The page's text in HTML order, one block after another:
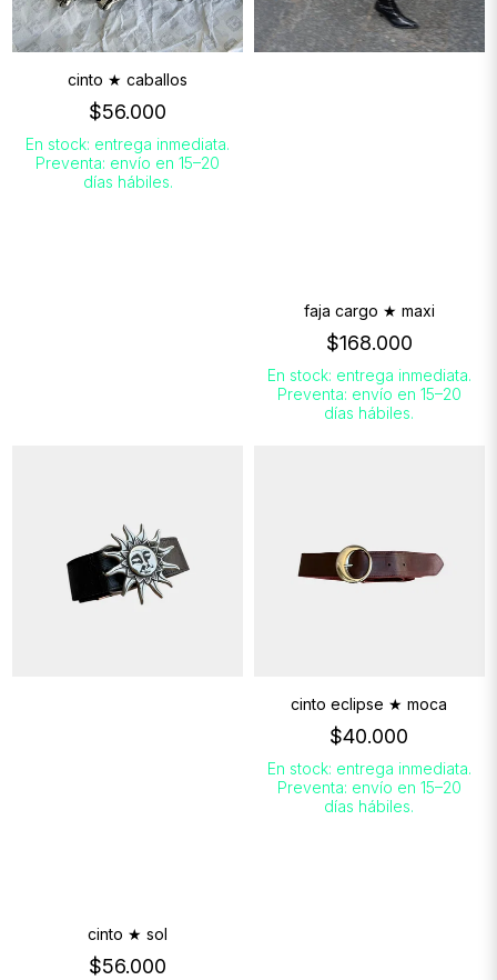
cinto ★ caballos
$56.000
En stock: entrega inmediata.
Preventa: envío en 15–20
días hábiles.
faja cargo ★ maxi
$168.000
En stock: entrega inmediata.
Preventa: envío en 15–20
días hábiles.
cinto ★ sol
$56.000
cinto eclipse ★ moca
$40.000
En stock: entrega inmediata.
Preventa: envío en 15–20
días hábiles.